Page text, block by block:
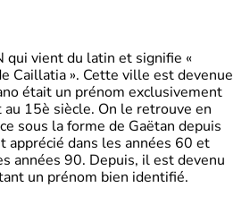
qui vient du latin et signifie «
Caillatia ». Cette ville est devenue
était un prénom exclusivement
15è siècle. On le retrouve en
sous la forme de Gaëtan depuis
apprécié dans les années 60 et
années 90. Depuis, il est devenu
un prénom bien identifié.